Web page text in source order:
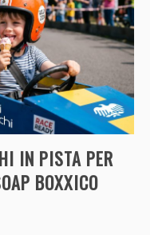
IN PISTA PER
BOXXICO